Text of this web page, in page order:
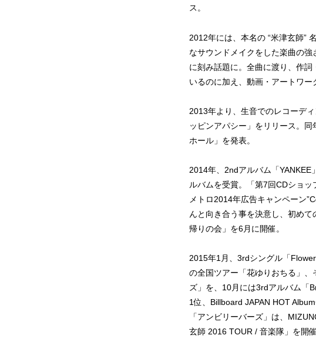
ス。
2012年には、本名の “米津玄師”
なサウンドメイクをした楽曲の
に刻み話題に。全曲に渡り、作
いるのに加え、動画・アートワー
2013年より、生音でのレコーデ
ッピンアパシー」をリリース。
ホール」を発表。
2014年、2ndアルバム「
ルバムを受賞。「第7回CDショ
メトロ2014年広告キャンペーン
んと向き合う事を決意し、初め
帰りの会」を6月に開催。
2015年1月、3rdシングル「
の全国ツアー「花ゆりおちる」
ズ」を、10月には3rdアルバム「
1位、Billboard JAPAN HOT
「アンビリーバーズ」は、
玄師 2016 TOUR / 音楽隊」を開催